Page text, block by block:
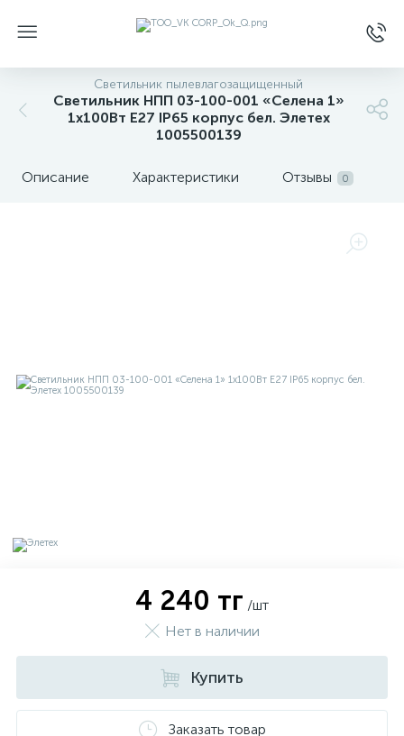
Светильник пылевлагозащищенный
Светильник НПП 03-100-001 «Селена 1»
1х100Вт E27 IP65 корпус бел. Элетех
1005500139
Описание Характеристики Отзывы 0
4 240 тг /шт
Нет в наличии
Купить
Заказать товар